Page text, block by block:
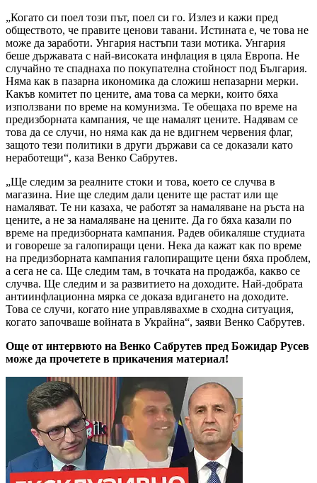
„Когато си поел този път, поел си го. Излез и кажи пред
обществото, че правите ценови тавани. Истината е, че това не
може да заработи. Унгария настъпи тази мотика. Унгария
беше държавата с най-високата инфлация в цяла Европа. Не
случайно те спаднаха по покупателна стойност под България.
Няма как в пазарна икономика да сложиш непазарни мерки.
Какъв комитет по цените, ама това са мерки, които бяха
използвани по време на комунизма. Те обещаха по време на
предизборната кампания, че ще намалят цените. Надявам се
това да се случи, но няма как да не вдигнем червения флаг,
защото тези политики в други държави са се доказали като
неработещи“, каза Венко Сабрутев.
„Ще следим за реалните стоки и това, което се случва в
магазина. Ние ще следим дали цените ще растат или ще
намаляват. Те ни казаха, че работят за намаляване на ръста на
цените, а не за намаляване на цените. Да го бяха казали по
време на предизборната кампания. Радев обикаляше студиата
и говореше за галопиращи цени. Нека да кажат как по време
на предизборната кампания галопиращите цени бяха проблем,
а сега не са. Ще следим там, в точката на продажба, какво се
случва. Ще следим и за развитието на доходите. Най-добрата
антиинфлационна мярка се доказа вдигането на доходите.
Това се случи, когато ние управлявахме в сходна ситуация,
когато започваше войната в Украйна“, заяви Венко Сабрутев.
Още от интервюто на Венко Сабрутев пред Божидар Русев
може да прочетете в прикачения материал!